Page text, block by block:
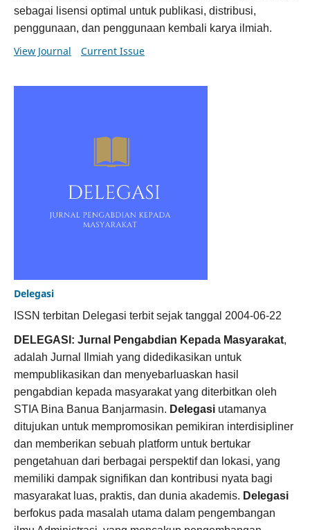
sebagai lisensi optimal untuk publikasi, distribusi,
penggunaan, dan penggunaan kembali karya ilmiah.
View Journal Current Issue
Delegasi
ISSN terbitan Delegasi terbit sejak tanggal 2004-06-22
DELEGASI: Jurnal Pengabdian Kepada Masyarakat,
adalah Jurnal Ilmiah yang didedikasikan untuk
mempublikasikan dan menyebarluaskan hasil
pengabdian kepada masyarakat yang diterbitkan oleh
STIA Bina Banua Banjarmasin. Delegasiutamanya
ditujukan untuk mempromosikan pemikiran interdisipliner
dan memberikan sebuah platform untuk bertukar
pengetahuan dari berbagai perspektif dan lokasi, yang
memiliki dampak signifikan dan kontribusi nyata bagi
masyarakat luas, praktis, dan dunia akademis. Delegasi
berfokus pada masalah utama dalam pengembangan